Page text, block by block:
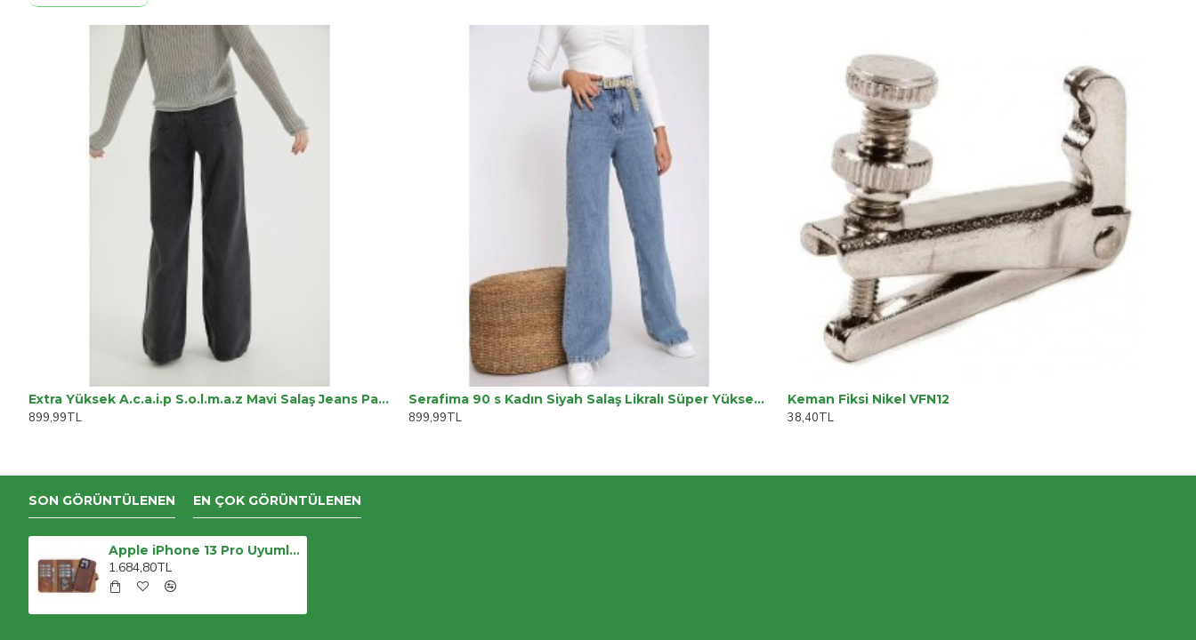
Extra Yüksek A.c.a.i.p S.o.l.m.a.z Mavi Salaş Jeans Palazzo Pantolon (süper Yüksek )
899,99TL
Serafima 90 s Kadın Siyah Salaş Likralı Süper Yüksek Bel 90 s Denim Kot Pantolon Jeans
899,99TL
Keman Fiksi Nikel VFN12
38,40TL
SON GÖRÜNTÜLENEN EN ÇOK GÖRÜNTÜLENEN
Apple iPhone 13 Pro Uyumlu Deri Cüzdanlı Kılıf Santa G2 Kahve
1.684,80TL